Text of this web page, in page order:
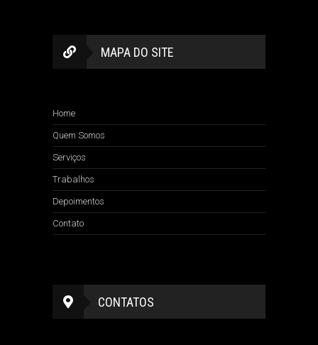
MAPA DO SITE
Home
Quem Somos
Serviços
Trabalhos
Depoimentos
Contato
CONTATOS